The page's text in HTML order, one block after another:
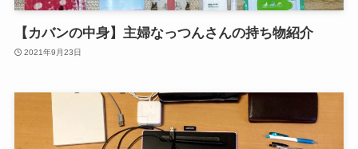
【カバンの中身】主婦なっつんさんの持ち物紹介
2021年9月23日